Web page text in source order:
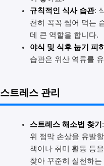
규칙적인 식사 습관:
천히 꼭꼭 씹어 먹는
데 큰 역할을 합니다.
야식 및 식후 눕기 피
습관은 위산 역류를
스트레스 관리
스트레스 해소법 찾기
위 점막 손상을 유발
책이나 취미 활동 등
찾아 꾸준히 실천하